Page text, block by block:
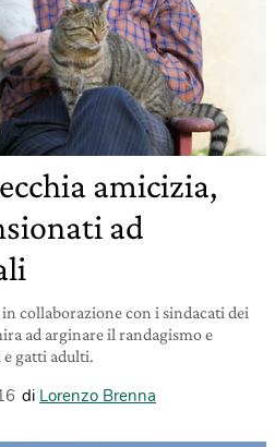
amicizia,
ad
collaborazione con i sindacati dei
ad arginare il randagismo e
gatti adulti.
di Lorenzo Brenna